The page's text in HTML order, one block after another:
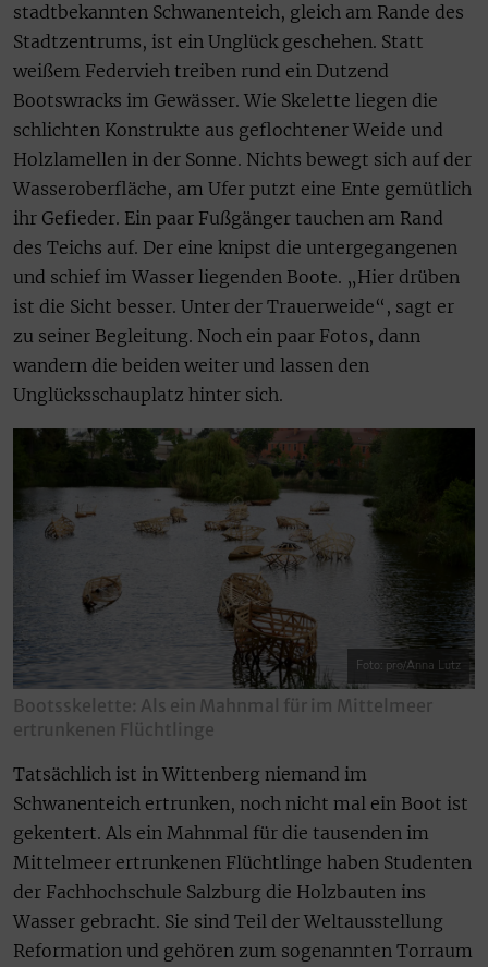
stadtbekannten Schwanenteich, gleich am Rande des
Stadtzentrums, ist ein Unglück geschehen. Statt
weißem Federvieh treiben rund ein Dutzend
Bootswracks im Gewässer. Wie Skelette liegen die
schlichten Konstrukte aus geflochtener Weide und
Holzlamellen in der Sonne. Nichts bewegt sich auf der
Wasseroberfläche, am Ufer putzt eine Ente gemütlich
ihr Gefieder. Ein paar Fußgänger tauchen am Rand
des Teichs auf. Der eine knipst die untergegangenen
und schief im Wasser liegenden Boote. „Hier drüben
ist die Sicht besser. Unter der Trauerweide“, sagt er
zu seiner Begleitung. Noch ein paar Fotos, dann
wandern die beiden weiter und lassen den
Unglücksschauplatz hinter sich.
Foto: pro/Anna Lutz
Bootsskelette: Als ein Mahnmal für im Mittelmeer
ertrunkenen Flüchtlinge
Tatsächlich ist in Wittenberg niemand im
Schwanenteich ertrunken, noch nicht mal ein Boot ist
gekentert. Als ein Mahnmal für die tausenden im
Mittelmeer ertrunkenen Flüchtlinge haben Studenten
der Fachhochschule Salzburg die Holzbauten ins
Wasser gebracht. Sie sind Teil der Weltausstellung
Reformation und gehören zum sogenannten Torraum